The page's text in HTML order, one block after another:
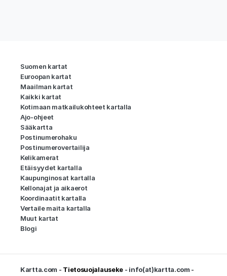
Suomen kartat
Euroopan kartat
Maailman kartat
Kaikki kartat
Kotimaan matkailukohteet kartalla
Ajo-ohjeet
Sääkartta
Postinumerohaku
Postinumerovertailija
Kelikamerat
Etäisyydet kartalla
Kaupunginosat kartalla
Kellonajat ja aikaerot
Koordinaatit kartalla
Vertaile maita kartalla
Muut kartat
Blogi
Kartta.com - Tietosuojalauseke - info(at)kartta.com -